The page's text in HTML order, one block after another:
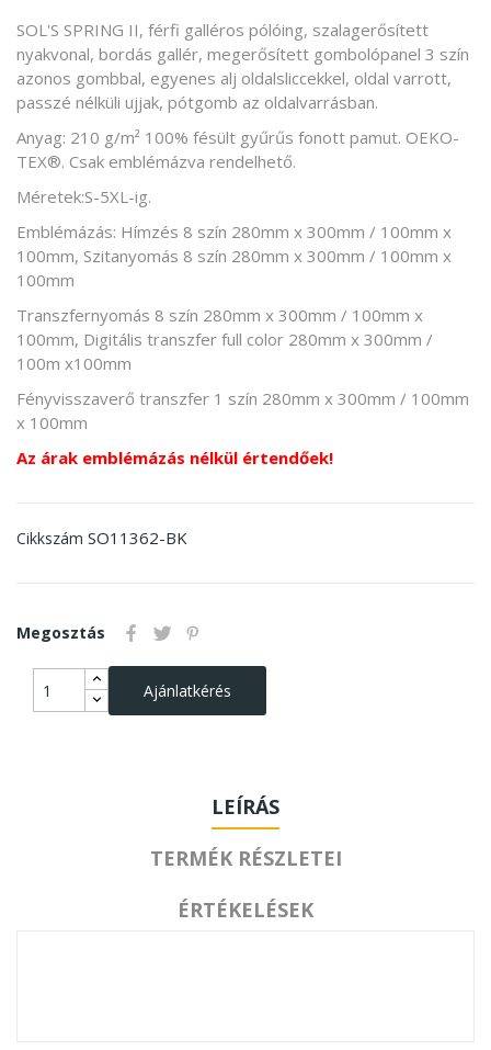
SOL'S SPRING II, férfi galléros pólóing, szalagerősített
nyakvonal, bordás gallér, megerősített gombolópanel 3 szín
azonos gombbal, egyenes alj oldalsliccekkel, oldal varrott,
passzé nélküli ujjak, pótgomb az oldalvarrásban.
Anyag: 210 g/m² 100% fésült gyűrűs fonott pamut. OEKO-
TEX®. Csak emblémázva rendelhető.
Méretek:S-5XL-ig.
Emblémázás: Hímzés 8 szín 280mm x 300mm / 100mm x
100mm, Szitanyomás 8 szín 280mm x 300mm / 100mm x
100mm
Transzfernyomás 8 szín 280mm x 300mm / 100mm x
100mm, Digitális transzfer full color 280mm x 300mm /
100m x100mm
Fényvisszaverő transzfer 1 szín 280mm x 300mm / 100mm
x 100mm
Az árak emblémázás nélkül értendőek!
Cikkszám SO11362-BK
Megosztás
Ajánlatkérés
LEÍRÁS
TERMÉK RÉSZLETEI
ÉRTÉKELÉSEK